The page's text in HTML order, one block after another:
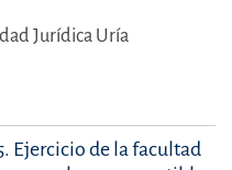
Jurídica Uría
Ejercicio de la facultad